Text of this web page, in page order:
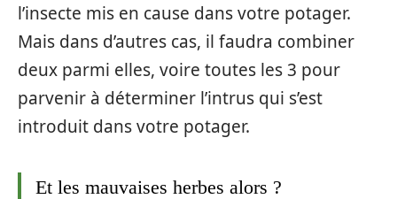
l’insecte mis en cause dans votre potager.
Mais dans d’autres cas, il faudra combiner
deux parmi elles, voire toutes les 3 pour
parvenir à déterminer l’intrus qui s’est
introduit dans votre potager.
Et les mauvaises herbes alors ?